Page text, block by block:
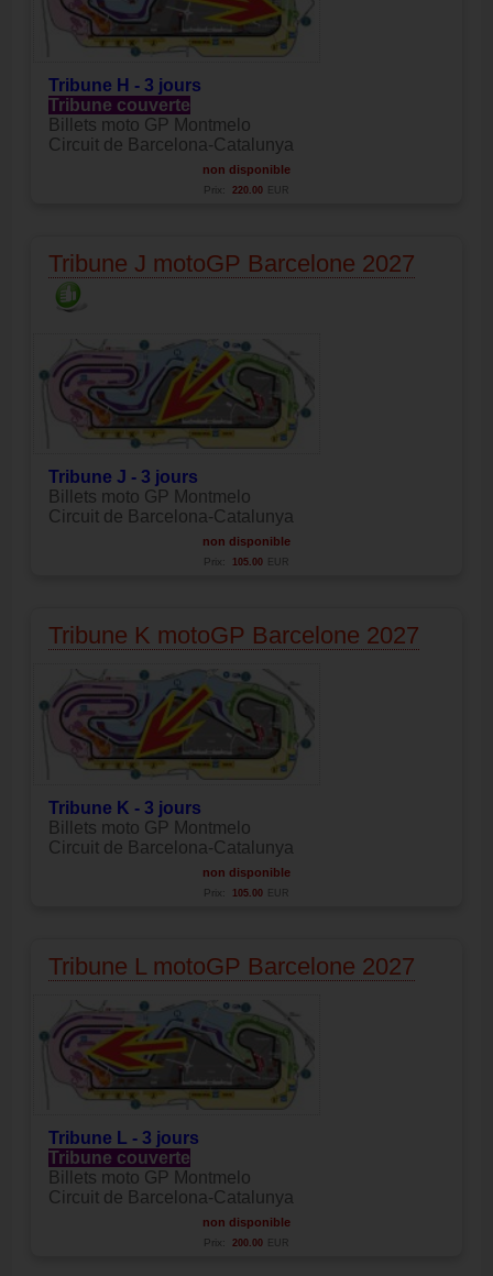
Tribune H - 3 jours
Tribune couverte
Billets moto GP Montmelo
Circuit de Barcelona-Catalunya
non disponible
Prix: 220.00 EUR
Tribune J motoGP Barcelone 2027
Tribune J - 3 jours
Billets moto GP Montmelo
Circuit de Barcelona-Catalunya
non disponible
Prix: 105.00 EUR
Tribune K motoGP Barcelone 2027
Tribune K - 3 jours
Billets moto GP Montmelo
Circuit de Barcelona-Catalunya
non disponible
Prix: 105.00 EUR
Tribune L motoGP Barcelone 2027
Tribune L - 3 jours
Tribune couverte
Billets moto GP Montmelo
Circuit de Barcelona-Catalunya
non disponible
Prix: 200.00 EUR